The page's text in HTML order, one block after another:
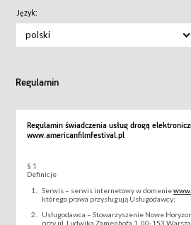
Język:
polski
Regulamin
Regulamin świadczenia usług drogą
www.americanfilmfestival.pl
§ 1
Definicje
Serwis – serwis internetowy w domenie
którego prawa przysługują Usługodawcy;
Usługodawca – Stowarzyszenie Nowe
przy ul. Ludwika Zamenhofa 1, 00-153